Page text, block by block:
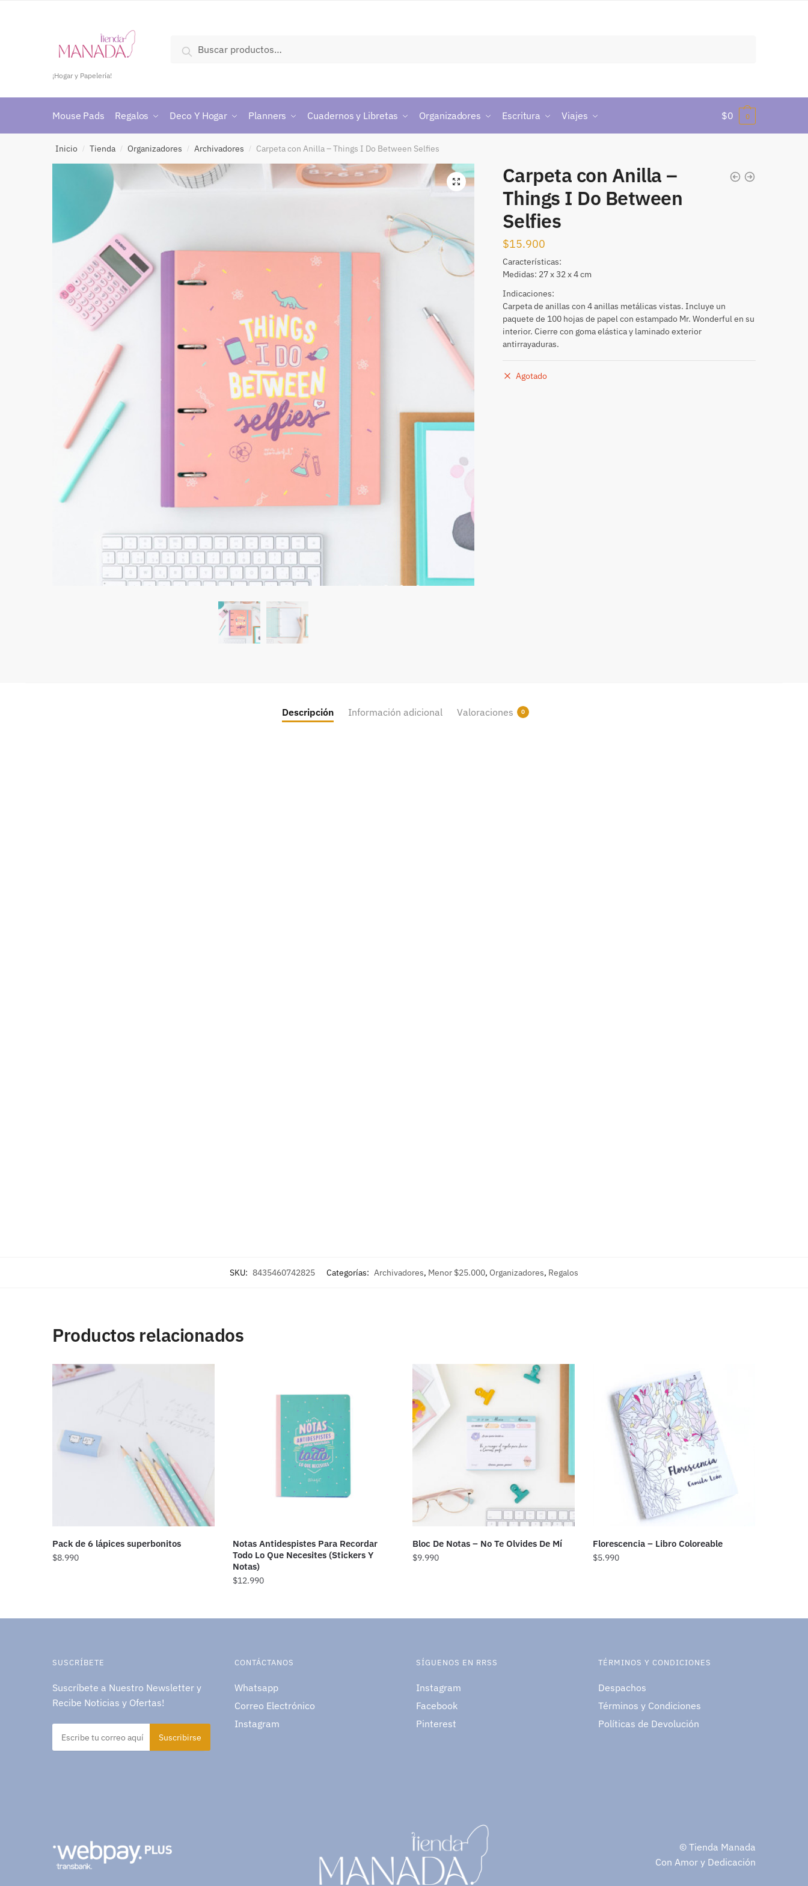
¡Hogar y Papelería!
Buscar
Mouse Pads Regalos Deco Y Hogar Planners Cuadernos y Libretas Organizadores Escritura Viajes $0 0
Inicio / Tienda / Organizadores / Archivadores / Carpeta con Anilla – Things I Do Between Selfies
🔍
Carpeta con Anilla –
Things I Do Between
Selfies
$15.900
Características:
Medidas: 27 x 32 x 4 cm
Indicaciones:
Carpeta de anillas con 4 anillas metálicas vistas. Incluye un
paquete de 100 hojas de papel con estampado Mr. Wonderful en su
interior. Cierre con goma elástica y laminado exterior
antirrayaduras.
Agotado
Descripción Información adicional Valoraciones 0
SKU: 8435460742825 Categorías: Archivadores, Menor $25.000, Organizadores, Regalos
Productos relacionados
Pack de 6 lápices superbonitos
$8.990
Notas Antidespistes Para Recordar
Todo Lo Que Necesites (Stickers Y
Notas)
$12.990
Bloc De Notas – No Te Olvides De Mí
$9.990
Florescencia – Libro Coloreable
$5.990
SUSCRÍBETE
Suscríbete a Nuestro Newsletter y
Recibe Noticias y Ofertas!
CONTÁCTANOS
Whatsapp
Correo Electrónico
Instagram
SÍGUENOS EN RRSS
Instagram
Facebook
Pinterest
TÉRMINOS Y CONDICIONES
Despachos
Términos y Condiciones
Políticas de Devolución
© Tienda Manada
Con Amor y Dedicación